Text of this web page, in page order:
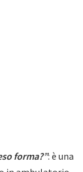
forma?”: è una